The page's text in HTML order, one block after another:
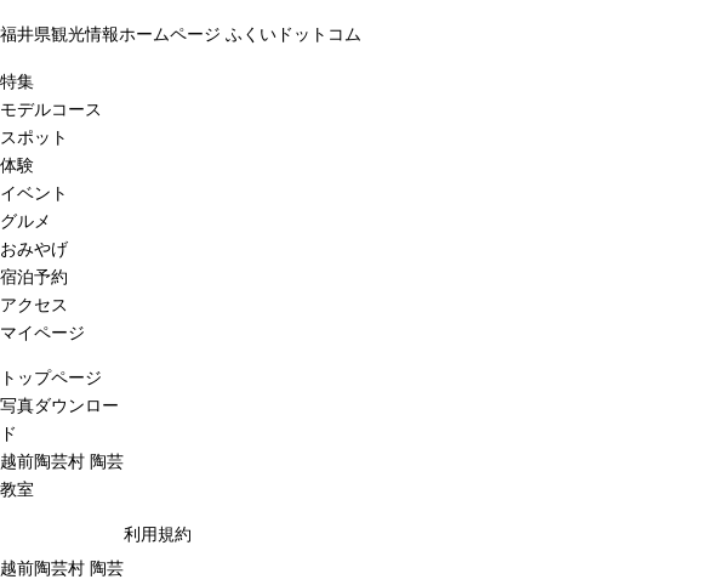
福井県観光情報ホームページ ふくいドットコム
特集
モデルコース
スポット
体験
イベント
グルメ
おみやげ
宿泊予約
アクセス
マイページ
トップページ
写真ダウンロー
ド
越前陶芸村 陶芸
教室
越前陶芸村 陶芸
利用規約